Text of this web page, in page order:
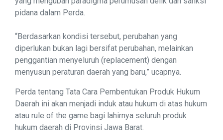
pidana dalam Perda.
“Berdasarkan kondisi tersebut, perubahan yang
diperlukan bukan lagi bersifat perubahan, melainkan
penggantian menyeluruh (replacement) dengan
menyusun peraturan daerah yang baru,” ucapnya.
Perda tentang Tata Cara Pembentukan Produk Hukum
Daerah ini akan menjadi induk atau hukum di atas hukum
atau rule of the game bagi lahirnya seluruh produk
hukum daerah di Provinsi Jawa Barat.